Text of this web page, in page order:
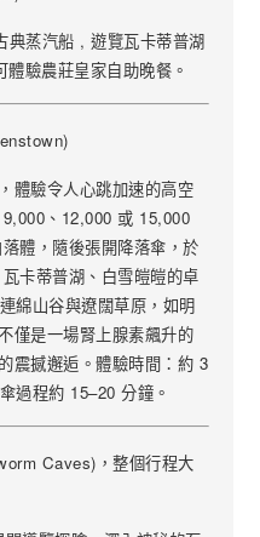
典蒸汽船 , 遊覽瓦卡蒂普湖
驗農莊皇家自助晚餐。
體驗令人心跳加速的高空
、12,000 或 15,000
體，隨後張開降落傘，於
卡蒂普湖、白雪皚皚的卓
綿山谷與遼闊草原，如明
僅是一場腎上腺素飆升的
震撼邂逅。體驗時間：約 3
過程約 15–20 分鐘。
Caves)，整個行程大